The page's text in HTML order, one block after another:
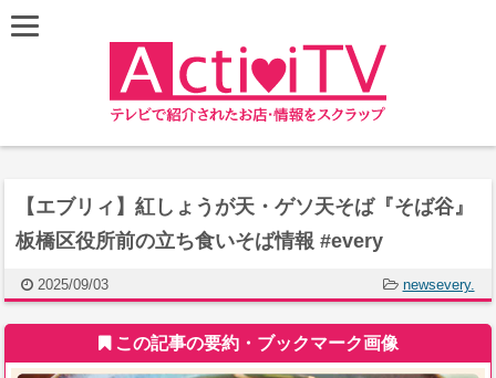
【エブリィ】紅しょうが天・ゲソ天そば『そば谷』
板橋区役所前の立ち食いそば情報 #every
2025/09/03 newsevery.
この記事の要約・ブックマーク画像